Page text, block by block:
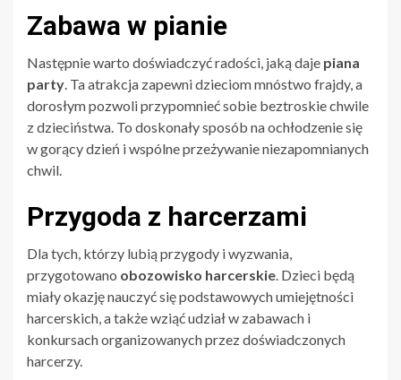
Zabawa w pianie
Następnie warto doświadczyć radości, jaką daje piana
party . Ta atrakcja zapewni dzieciom mnóstwo frajdy, a
dorosłym pozwoli przypomnieć sobie beztroskie chwile
z dzieciństwa. To doskonały sposób na ochłodzenie się
w gorący dzień i wspólne przeżywanie niezapomnianych
chwil.
Przygoda z harcerzami
Dla tych, którzy lubią przygody i wyzwania,
przygotowano obozowisko harcerskie . Dzieci będą
miały okazję nauczyć się podstawowych umiejętności
harcerskich, a także wziąć udział w zabawach i
konkursach organizowanych przez doświadczonych
harcerzy.